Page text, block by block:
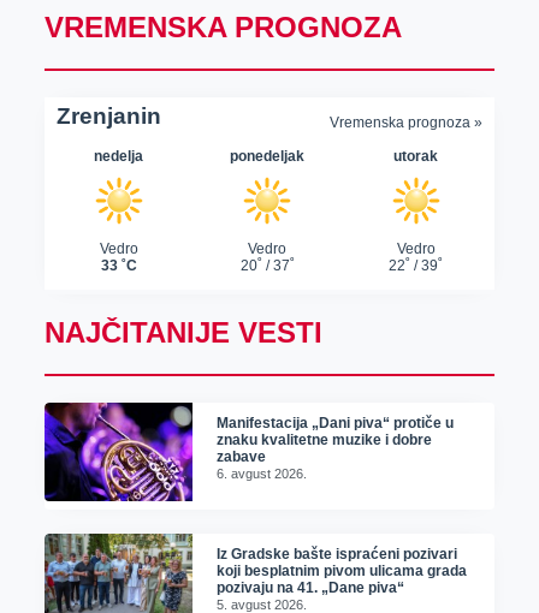
VREMENSKA PROGNOZA
NAJČITANIJE VESTI
Manifestacija „Dani piva“ protiče u
znaku kvalitetne muzike i dobre
zabave
6. avgust 2026.
Iz Gradske bašte ispraćeni pozivari
koji besplatnim pivom ulicama grada
pozivaju na 41. „Dane piva“
5. avgust 2026.